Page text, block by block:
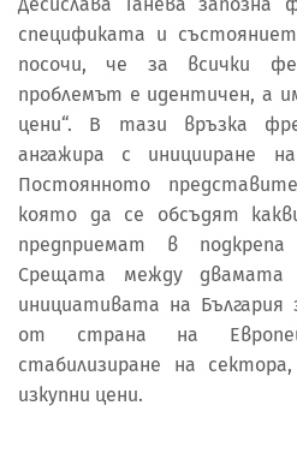
спецификата и
посочи, че за всички
проблемът е идентичен, а
цени“. В тази връзка
ангажира с иницииране
Постоянното
която да се обсъдят
предприемат в
Срещата между
инициативата на България
от страна на
стабилизиране на
изкупни цени.